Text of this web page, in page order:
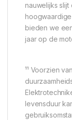
nauwelijks
bieden we
jaar op de
¹¹ Voorzien
levensduur